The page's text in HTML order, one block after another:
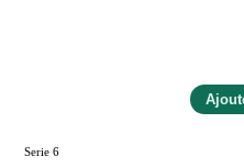
Serie 6